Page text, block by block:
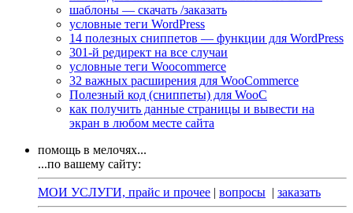
шаблоны — скачать /заказать
условные теги WordPress
14 полезных сниппетов — функции для WordPress
301-й редирект на все случаи
условные теги Woocommerce
32 важных расширения для WooCommerce
Полезный код (сниппеты) для WooC
как получить данные страницы и вывести на
экран в любом месте сайта
помощь в мелочях...
...по вашему сайту:
МОИ УСЛУГИ, прайс и прочее | вопросы | заказать